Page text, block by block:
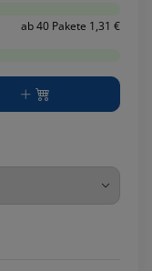
ab 40 Pakete 1,31 €